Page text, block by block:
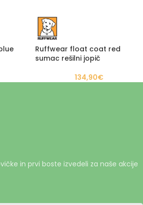
Ruffwear float coat red
sumac rešilni jopič
134,90€
in prvi boste izvedeli za naše akcije